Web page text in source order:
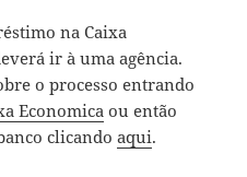
na Caixa
ir à uma agência.
o processo entrando
Economica ou então
clicandoaqui.